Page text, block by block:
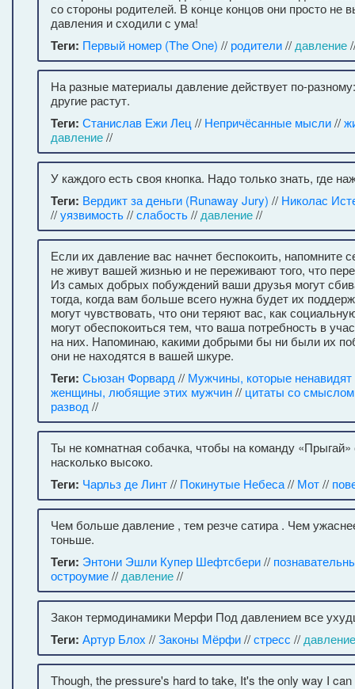
со стороны родителей. В конце концов они просто не
давления и сходили с ума!
Теги: Первый номер (The One) // родители// давление
На разные материалы давление действует по-
другие растут.
Теги: Станислав Ежи Лец // Непричёсанные мысли//
давление//
У каждого есть своя кнопка. Надо только знать, где
Теги: Вердикт за деньги (Runaway Jury) // Николас
//уязвимость//слабость// давление//
Если их давление вас начнет беспокоить, напомните
не живут вашей жизнью и не переживают того, что
Из самых добрых побуждений ваши друзья могут
тогда, когда вам больше всего нужна будет их
могут чувствовать, что они теряют вас, как
могут обеспокоиться тем, что ваша потребность в
на них. Напоминаю, какими добрыми бы ни были их
они не находятся в вашей шкуре.
Теги: Сьюзан Форвард // Мужчины, которые
женщины, любящие этих мужчин// цитаты со смыслом
развод //
Ты не комнатная собачка, чтобы на команду
насколько высоко.
Теги: Чарльз де Линт// Покинутые Небеса// Мот//
Чем больше давление , тем резче сатира . Чем
тоньше.
Теги: Энтони Эшли Купер Шефтсбери//
остроумие// давление//
Закон термодинамики Мерфи Под давлением все
Теги: Артур Блох //Законы Мёрфи//стресс // давление
Though, the pressure's hard to take, It's the only way I